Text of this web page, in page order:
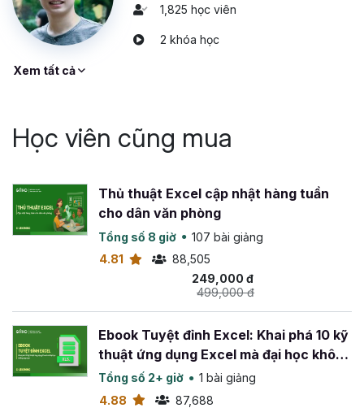
1,825 học viên
2 khóa học
Xem tất cả
Học viên cũng mua
Thủ thuật Excel cập nhật hàng tuần
cho dân văn phòng
Tổng số 8 giờ
107 bài giảng
4.81
88,505
249,000 đ
499,000 đ
Ebook Tuyệt đỉnh Excel: Khai phá 10 kỹ
thuật ứng dụng Excel mà đại học không
dạy bạn
Tổng số 2+ giờ
1 bài giảng
4.88
87,688